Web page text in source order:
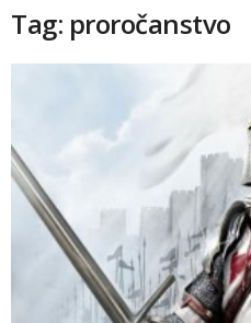
Tag: proročanstvo